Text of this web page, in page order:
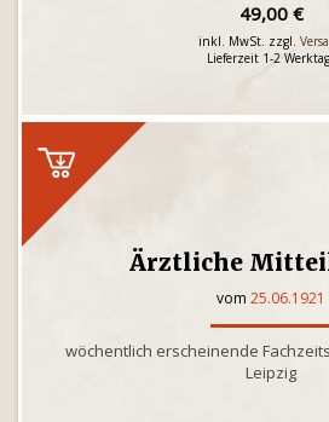
49,00 €
inkl. MwSt. zzgl.
Lieferzeit 1-2
Ärztliche
vom 25.06.1921
wöchentlich erscheinende
Leipzig